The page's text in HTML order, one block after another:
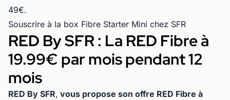
49€.
Souscrire à la box Fibre Starter Mini chez SFR
RED By SFR : La RED Fibre à
19.99€ par mois pendant 12
mois
RED By SFR, vous propose son offre RED Fibre à